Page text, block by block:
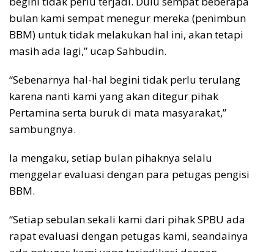
bulan kami sempat menegur mereka (penimbun
BBM) untuk tidak melakukan hal ini, akan tetapi
masih ada lagi,” ucap Sahbudin.
“Sebenarnya hal-hal begini tidak perlu terulang
karena nanti kami yang akan ditegur pihak
Pertamina serta buruk di mata masyarakat,”
sambungnya.
Ia mengaku, setiap bulan pihaknya selalu
menggelar evaluasi dengan para petugas pengisi
BBM.
“Setiap sebulan sekali kami dari pihak SPBU ada
rapat evaluasi dengan petugas kami, seandainya